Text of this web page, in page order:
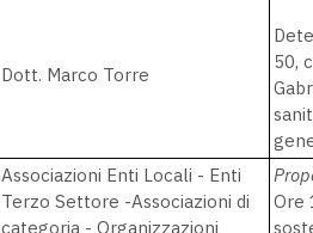
Dott. Marco Torre
50,
Associazioni Enti Locali - Enti
Terzo Settore -Associazioni di
categoria - Organizzazioni
Ore